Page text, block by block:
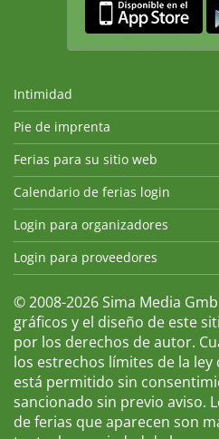
Intimidad
Pie de imprenta
Ferias para su sitio web
Calendario de ferias login
Login para organizadores
Login para proveedores
© 2008-2026 Sima Media
gráficos y el diseño de este
por los derechos de autor.
los estrechos límites de la
está permitido sin
sancionado sin previo aviso.
de ferias que aparecen son